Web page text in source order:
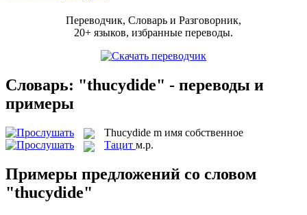
Переводчик, Словарь и Разговорник,
20+ языков, избранные переводы.
Словарь: "thucydide" - переводы и
примеры
Thucydide m имя собственное
Тацит м.р.
Примеры предложений со словом
"thucydide"